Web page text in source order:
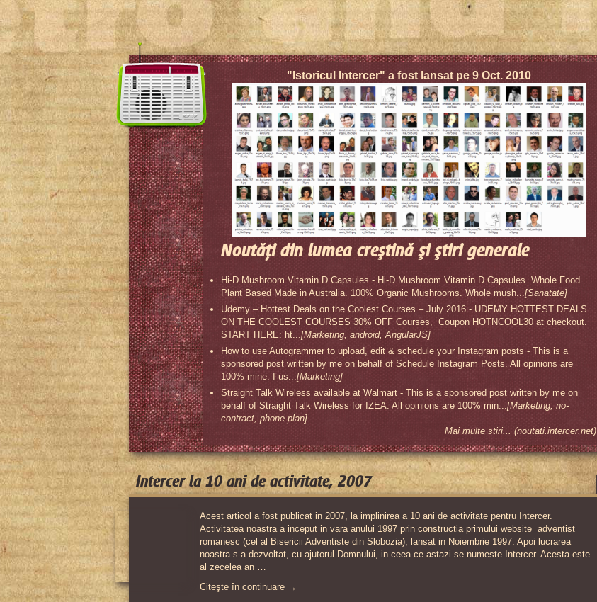
"Istoricul Intercer" a fost lansat pe 9 Oct. 2010
Noutăţi din lumea creştină şi ştiri generale
Hi-D Mushroom Vitamin D Capsules - Hi-D Mushroom Vitamin D Capsules. Whole Food
Plant Based Made in Australia. 100% Organic Mushrooms. Whole mush...[Sanatate]
Udemy – Hottest Deals on the Coolest Courses – July 2016 - UDEMY HOTTEST DEALS
ON THE COOLEST COURSES 30% OFF Courses, Coupon HOTNCOOL30 at checkout.
START HERE: ht...[Marketing, android, AngularJS]
How to use Autogrammer to upload, edit & schedule your Instagram posts - This is a
sponsored post written by me on behalf of Schedule Instagram Posts. All opinions are
100% mine. I us...[Marketing]
Straight Talk Wireless available at Walmart - This is a sponsored post written by me on
behalf of Straight Talk Wireless for IZEA. All opinions are 100% min...[Marketing, no-
contract, phone plan]
Mai multe stiri... (noutati.intercer.net)
Intercer la 10 ani de activitate, 2007
Acest articol a fost publicat in 2007, la implinirea a 10 ani de activitate pentru Intercer.
Activitatea noastra a inceput in vara anului 1997 prin constructia primului website adventist
romanesc (cel al Bisericii Adventiste din Slobozia), lansat in Noiembrie 1997. Apoi lucrarea
noastra s-a dezvoltat, cu ajutorul Domnului, in ceea ce astazi se numeste Intercer. Acesta este
al zecelea an …
Citeşte în continuare →